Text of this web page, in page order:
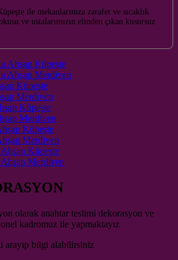
ile mekanlarınıza zarafet ve sıcaklık
ve ustalarımızın elinden çıkan kusursuz
Ahşap Küpeşte
Ahşap Merdiven
Küpeşte
Merdiven
Küpeşte
Merdiven
Küpeşte
Merdiven
Küpeşte
Merdiven
olarak anahtar teslimi dekorasyon ve
kadromuz ile yapmaktayız
arayıp bilgi alabilirsiniz